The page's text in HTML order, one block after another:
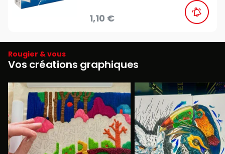
1,10 €
Rougier & vous
Vos créations graphiques